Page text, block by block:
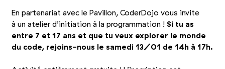
En partenariat avec le Pavillon, CoderDojo vous invite
à un atelier d’initiation à la programmation ! Si tu as
entre 7 et 17 ans et que tu veux explorer le monde
du code, rejoins-nous le samedi 13/01 de 14h à 17h.